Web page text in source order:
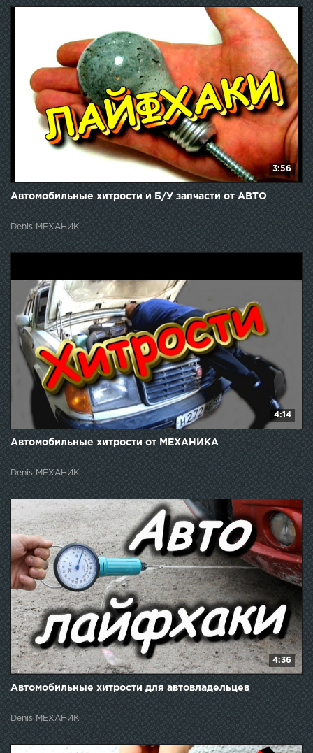
3:56
Автомобильные хитрости и Б/У запчасти от АВТО
Denis МЕХАНИК
4:14
Автомобильные хитрости от МЕХАНИКА
Denis МЕХАНИК
4:36
Автомобильные хитрости для автовладельцев
Denis МЕХАНИК